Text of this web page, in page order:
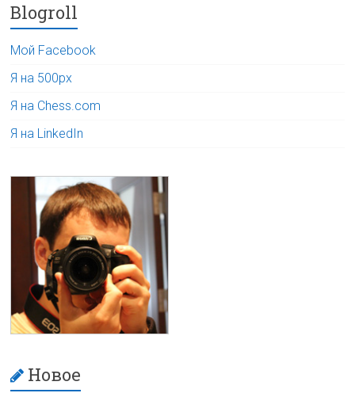
Blogroll
Мой Facebook
Я на 500px
Я на Chess.com
Я на LinkedIn
Новое